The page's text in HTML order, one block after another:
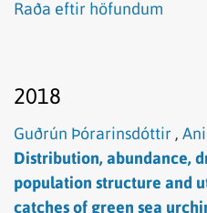
Raða eftir höfundum
2018
Guðrún Þórarinsdóttir ,
Distribution, abundance,
population structure and
catches of green sea